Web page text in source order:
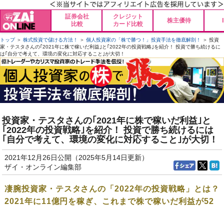
証券会社
比較
クレジット
カード比較
株主優待
トップ＞ 株式投資で儲ける方法！ ＞ 個人投資家の「株で勝つ！」投資手法を徹底解剖！
＞ 投資
家・テスタさんの｢2021年に株で稼いだ利益｣と｢2022年の投資戦略｣を紹介！ 投資で勝ち続けるに
は｢自分で考えて、環境の変化に対応すること｣が大切！
投資家・テスタさんの｢2021年に株で稼いだ利益｣と
｢2022年の投資戦略｣を紹介！ 投資で勝ち続けるには
｢自分で考えて、環境の変化に対応すること｣が大切！
2021年12月26日公開（2025年5月14日更新）
ザイ・オンライン編集部
凄腕投資家・テスタさんの「2022年の投資戦略」とは？
2021年に11億円を稼ぎ、これまで株で稼いだ利益が52